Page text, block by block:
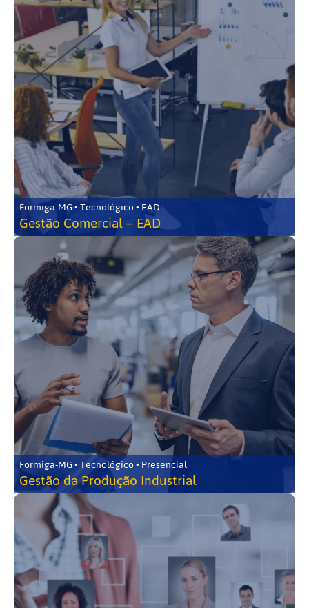
Formiga-MG • Tecnológico • EAD
Gestão Comercial – EAD
Formiga-MG • Tecnológico • Presencial
Gestão da Produção Industrial